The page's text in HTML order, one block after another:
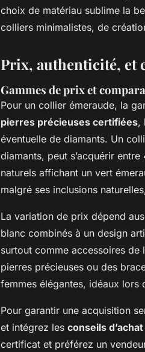
choix de matériau sublime la
colliers minimalistes, de
Prix, authenticité, et
Gammes de prix et
Pour un collier émeraude, la
pierres précieuses certifiées,
éventuelle de diamants. Un
diamants, peut s’acquérir
naturels affichant un vert
malgré ses inclusions
La variation de prix dépend
blanc combinés à un design
surtout comme accessoires
pierres précieuses ou des
femmes élégantes, idéaux lors
Pour garantir une acquisition
et intégrez les conseils
certificat et préférez un